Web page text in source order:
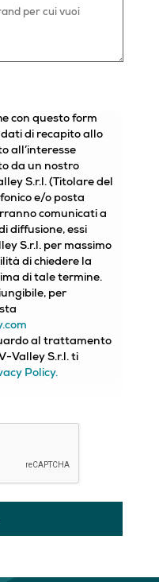
con questo form
di recapito allo
all’interesse
da un nostro
S.r.l. (Titolare del
e/o posta
comunicati a
diffusione, essi
S.r.l. per massimo
di chiedere la
di tale termine.
per
al trattamento
Valley S.r.l. ti
Policy.